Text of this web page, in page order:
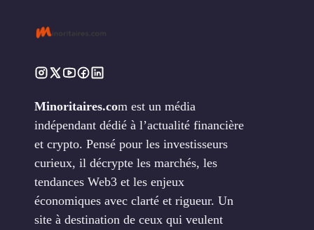
Minoritaires.com est un média
indépendant dédié à l’actualité financière
et crypto. Pensé pour les investisseurs
curieux, il décrypte les marchés, les
tendances Web3 et les enjeux
économiques avec clarté et rigueur. Un
site à destination de ceux qui veulent